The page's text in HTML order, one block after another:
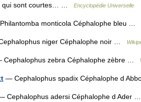
qui sont courtes… …
Encyclopédie Universelle
monticola Céphalophe bleu …
niger Céphalophe noir …
Cephalophus zebra Céphalophe zèbre …
— Cephalophus spadix Céphalophe d
Cephalophus adersi Céphalophe d Ader